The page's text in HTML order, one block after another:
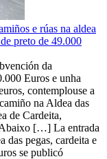
e rúas na aldea
preto de 49.000
da
Euros e unha
contemplouse a
na Aldea das
de Cardeita,
Abaixo […] La entrada
das pegas, cardeita e
se publicó